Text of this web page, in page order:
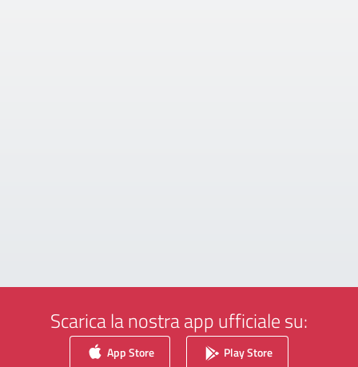
Scarica la nostra app ufficiale su:
App Store Play Store